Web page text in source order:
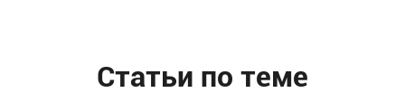
Статьи по теме